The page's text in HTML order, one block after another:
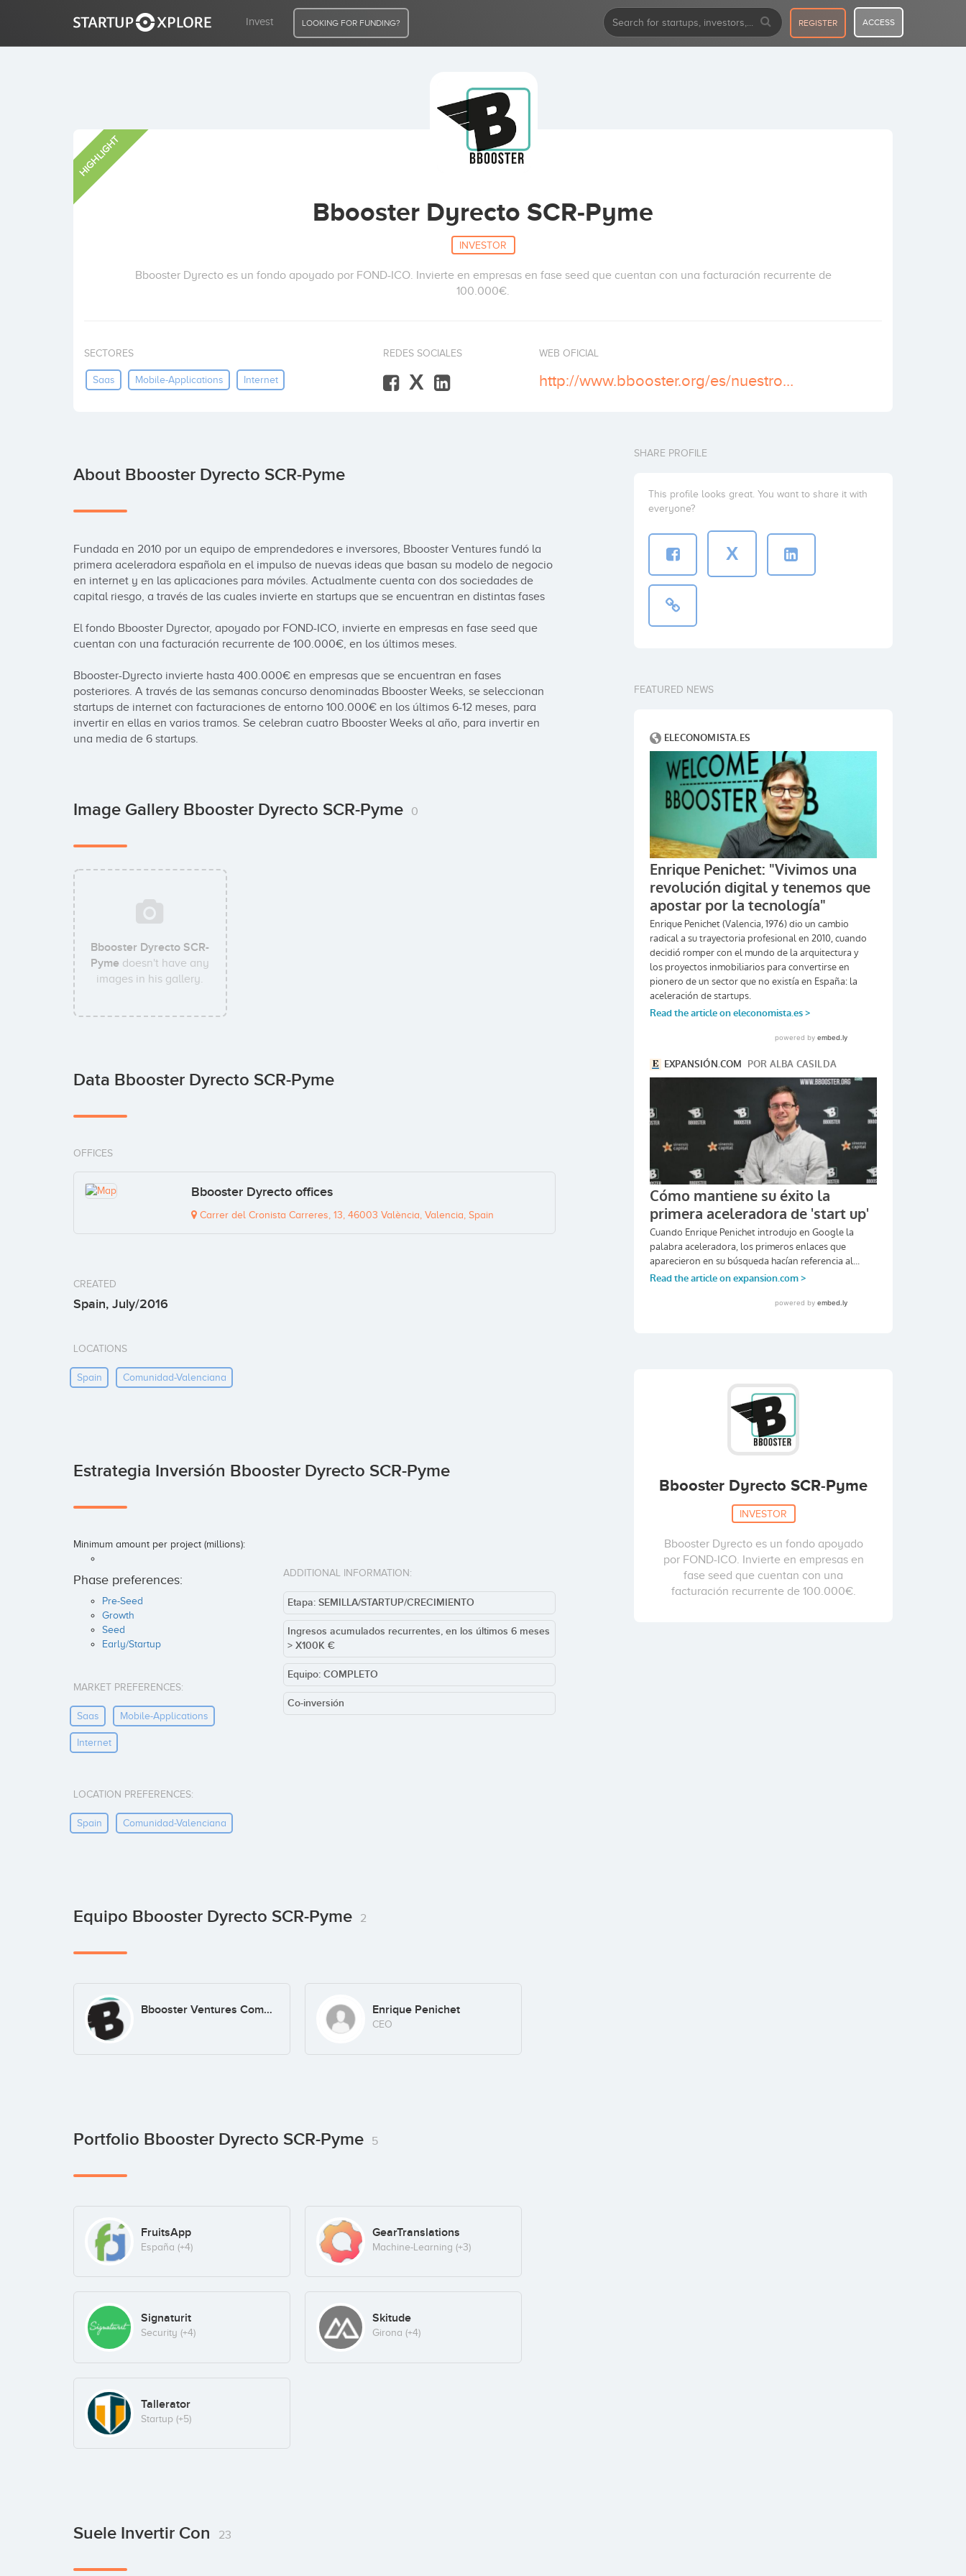
Invest LOOKING FOR FUNDING? REGISTER ACCESS
HIGHLIGHT
Bbooster Dyrecto SCR-Pyme
INVESTOR
Bbooster Dyrecto es un fondo apoyado por FOND-ICO. Invierte en empresas en fase seed que cuentan con una facturación recurrente de
100.000€.
SECTORES
Saas Mobile-Applications Internet
REDES SOCIALES
X
WEB OFICIAL
http://www.bbooster.org/es/nuestros-fondos-de-capital-riesgo/
About Bbooster Dyrecto SCR-Pyme
Fundada en 2010 por un equipo de emprendedores e inversores, Bbooster Ventures fundó la
primera aceleradora española en el impulso de nuevas ideas que basan su modelo de negocio
en internet y en las aplicaciones para móviles. Actualmente cuenta con dos sociedades de
capital riesgo, a través de las cuales invierte en startups que se encuentran en distintas fases
El fondo Bbooster Dyrector, apoyado por FOND-ICO, invierte en empresas en fase seed que
cuentan con una facturación recurrente de 100.000€, en los últimos meses.
Bbooster-Dyrecto invierte hasta 400.000€ en empresas que se encuentran en fases
posteriores. A través de las semanas concurso denominadas Bbooster Weeks, se seleccionan
startups de internet con facturaciones de entorno 100.000€ en los últimos 6-12 meses, para
invertir en ellas en varios tramos. Se celebran cuatro Bbooster Weeks al año, para invertir en
una media de 6 startups.
Image Gallery Bbooster Dyrecto SCR-Pyme 0
Bbooster Dyrecto SCR-
Pyme doesn't have any
images in his gallery.
Data Bbooster Dyrecto SCR-Pyme
OFFICES
Bbooster Dyrecto offices
Carrer del Cronista Carreres, 13, 46003 València, Valencia, Spain
CREATED
Spain, July/2016
LOCATIONS
Spain Comunidad-Valenciana
Estrategia Inversión Bbooster Dyrecto SCR-Pyme
Minimum amount per project (millions):
Phase preferences:
Pre-Seed
Growth
Seed
Early/Startup
MARKET PREFERENCES:
Saas Mobile-Applications
Internet
LOCATION PREFERENCES:
Spain Comunidad-Valenciana
ADDITIONAL INFORMATION:
Etapa: SEMILLA/STARTUP/CRECIMIENTO
Ingresos acumulados recurrentes, en los últimos 6 meses
> X100K €
Equipo: COMPLETO
Co-inversión
Equipo Bbooster Dyrecto SCR-Pyme 2
Bbooster Ventures Comunicacion Enrique Penichet
CEO
Portfolio Bbooster Dyrecto SCR-Pyme 5
FruitsApp
España (+4)
GearTranslations
Machine-Learning (+3)
Signaturit
Security (+4)
Skitude
Girona (+4)
Tallerator
Startup (+5)
Suele Invertir Con 23
SHARE PROFILE
This profile looks great. You want to share it with
everyone?
X
FEATURED NEWS
Bbooster Dyrecto SCR-Pyme
INVESTOR
Bbooster Dyrecto es un fondo apoyado
por FOND-ICO. Invierte en empresas en
fase seed que cuentan con una
facturación recurrente de 100.000€.